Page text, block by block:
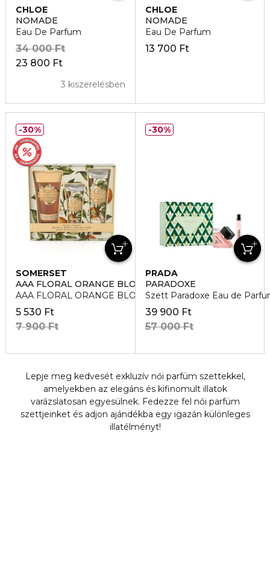
CHLOE
NOMADE
Eau De Parfum
23 800 Ft
34 000 Ft
3 kiszerelésben
CHLOE
NOMADE
Eau De Parfum
13 700 Ft
SOMERSET
AAA FLORAL ORANGE BLOSSOM
AAA FLORAL ORANGE BLOSSOM Bőrápoló és fürdőszett
5 530 Ft
7 900 Ft
30%
PRADA
PARADOXE
Szett Paradoxe Eau de
39 900 Ft
57 000 Ft
30%
Lepje meg kedvesét exkluzív női parfüm szettekkel,
amelyekben az elegáns és kifinomult illatok
varázslatosan egyesülnek. Fedezze fel női parfüm
szettjeinket és adjon ajándékba egy igazán különleges
illatélményt!